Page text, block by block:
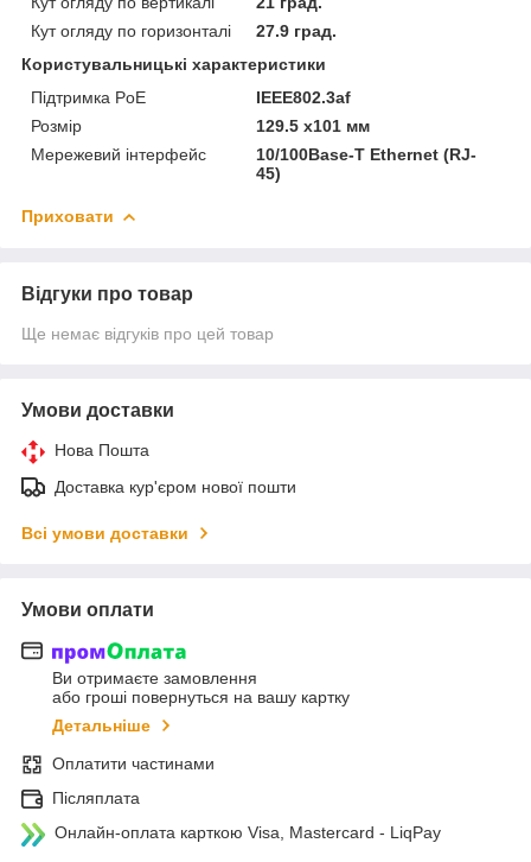
Кут огляду по горизонталі
27.9 град.
Користувальницькі характеристики
Підтримка PoE
IEEE802.3af
Розмір
129.5 x101 мм
Мережевий інтерфейс
10/100Base-T Ethernet (RJ-
45)
Приховати
Відгуки про товар
Ще немає відгуків про цей товар
Умови доставки
Нова Пошта
Доставка кур'єром нової пошти
Всі умови доставки
Умови оплати
Ви отримаєте замовлення
або гроші повернуться на вашу картку
Детальніше
Оплатити частинами
Післяплата
Онлайн-оплата карткою Visa, Mastercard - LiqPay